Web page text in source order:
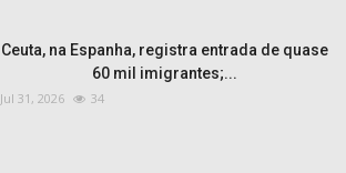
Ceuta, na Espanha, registra entrada de quase
60 mil imigrantes;...
Jul 31, 2026 34